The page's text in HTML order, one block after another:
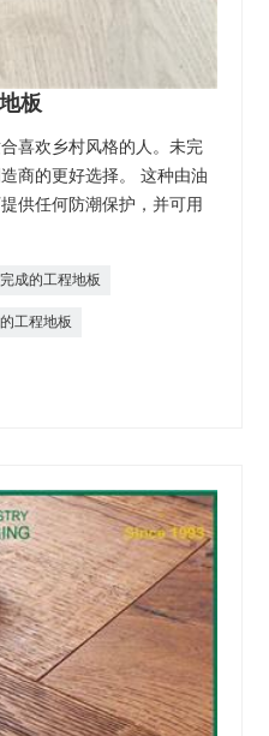
板
喜欢乡村风格的人。未完
商的更好选择。 这种由油
供任何防潮保护，并可用
成的工程地板
工程地板